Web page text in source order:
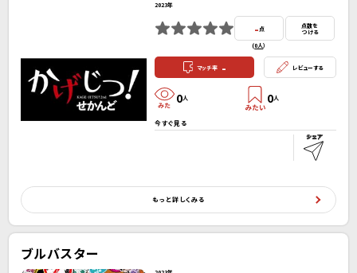
2023年
- 点
(0人）
点数を
つける
マッチ率 - レビューする
0人 0人
今すぐ見る
もっと詳しくみる
ブルバスター